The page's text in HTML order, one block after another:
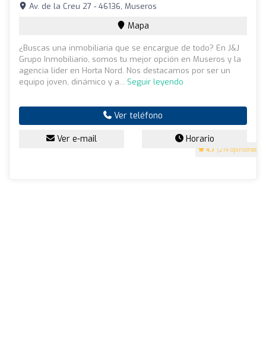
4.7 (214 opiniones)
Av. de la Creu 27 - 46136, Museros
Mapa
¿Buscas una inmobiliaria que se encargue de todo? En J&J
Grupo Inmobiliario, somos tu mejor opción en Museros y la
agencia líder en Horta Nord. Nos destacamos por ser un
equipo joven, dinámico y a... Seguir leyendo
Ver teléfono
Ver e-mail Horario